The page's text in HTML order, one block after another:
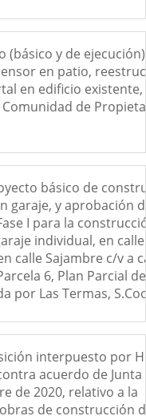
y de
en patio,
en edificio existente,
de
básico de
garaje, y aprobación
I para la
individual, en
calle Sajambre c/v a
6, Plan Parcial
por Las Termas,
interpuesto por
acuerdo de Junta
de 2020, relativo a la
de construcción